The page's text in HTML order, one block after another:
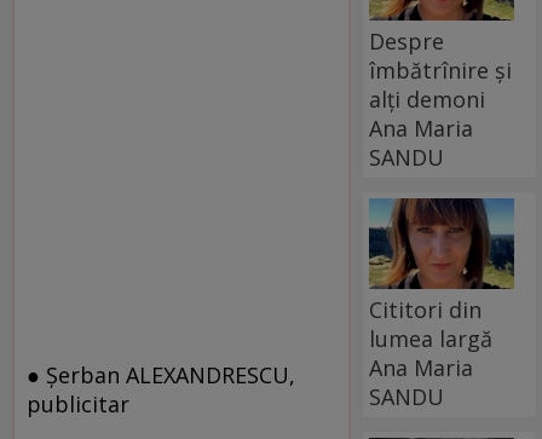
● Şerban ALEXANDRESCU,
publicitar
Despre
îmbătrînire și
alți demoni
Ana Maria
SANDU
Cititori din
lumea largă
Ana Maria
SANDU